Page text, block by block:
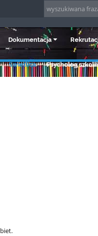
Dokumentacja
Świetlica Psycholog